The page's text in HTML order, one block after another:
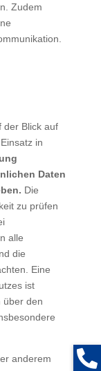
Zudem
der Blick auf
in
Daten
Die
zu prüfen
alle
die
Eine
ist
über den
anderem